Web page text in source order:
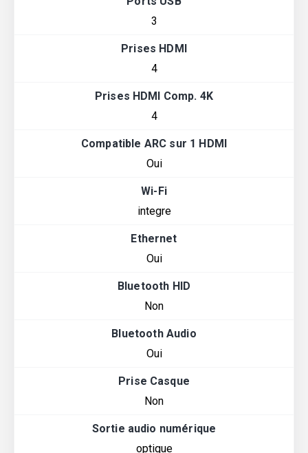
3
Prises HDMI
4
Prises HDMI Comp. 4K
4
Compatible ARC sur 1 HDMI
Oui
Wi-Fi
integre
Ethernet
Oui
Bluetooth HID
Non
Bluetooth Audio
Oui
Prise Casque
Non
Sortie audio numérique
optique